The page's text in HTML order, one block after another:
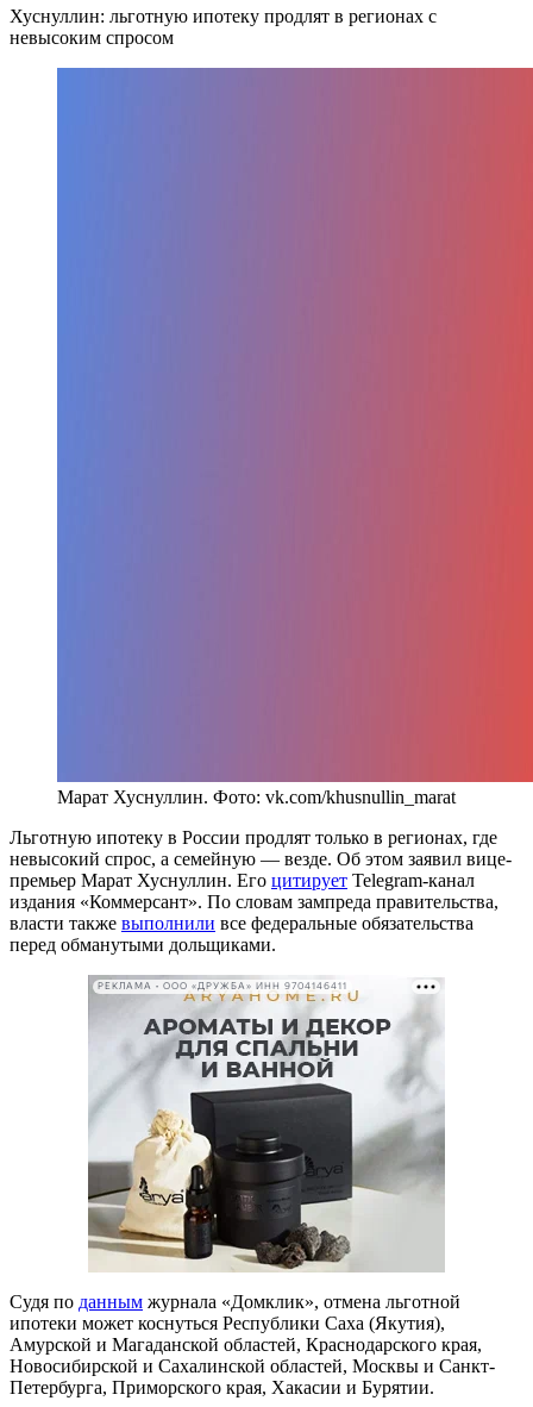
Хуснуллин: льготную ипотеку продлят в регионах с
невысоким спросом
Марат Хуснуллин. Фото: vk.com/khusnullin_marat
Льготную ипотеку в России продлят только в регионах, где
невысокий спрос, а семейную — везде. Об этом заявил вице-
премьер Марат Хуснуллин. Его цитирует Telegram-канал
издания «Коммерсант». По словам зампреда правительства,
власти также выполнили все федеральные обязательства
перед обманутыми дольщиками.
РЕКЛАМА • ООО «ДРУЖБА» ИНН 9704146411
Судя по данным журнала «Домклик», отмена льготной
ипотеки может коснуться Республики Саха (Якутия),
Амурской и Магаданской областей, Краснодарского края,
Новосибирской и Сахалинской областей, Москвы и Санкт-
Петербурга, Приморского края, Хакасии и Бурятии.